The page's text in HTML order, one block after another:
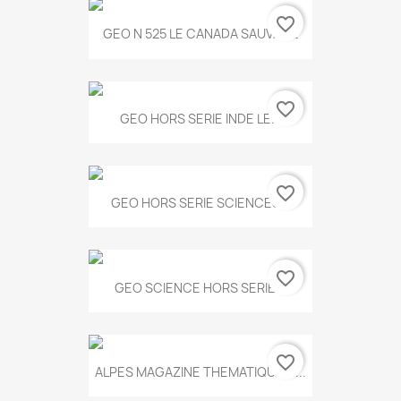
GEO N 525 LE CANADA SAUVAGE
favorite_border
GEO HORS SERIE INDE LE...favorite_border
GEO HORS SERIE SCIENCES...
favorite_border
GEO SCIENCE HORS SERIE...favorite_border
ALPES MAGAZINE THEMATIQUE N...
favorite_border